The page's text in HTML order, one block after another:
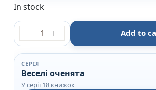
In stock
Три ведмеді Веселі оченята -
Add to
СЕРІЯ
Веселі оченята
У серії 18 книжок